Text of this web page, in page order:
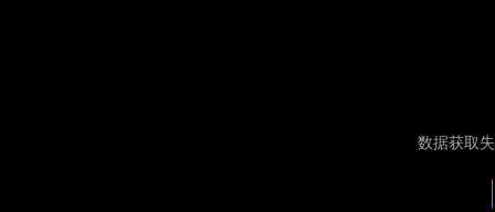
数据获取